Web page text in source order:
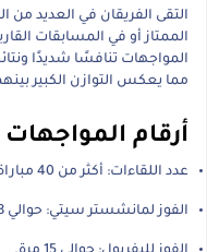
التقى الفريقان في العديد من
الممتاز أو في المسابقات
المواجهات تنافسًا شديدًا
مما يعكس التوازن الكبير
أرقام المواجهات
عدد اللقاءات: أكثر من 40 مباراة في الدوري الإنجليزي الممتاز.
الفوز لمانشستر سيتي: حوالي 18 مرة.